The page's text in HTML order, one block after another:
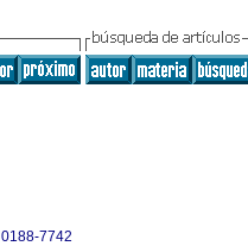
0188-7742